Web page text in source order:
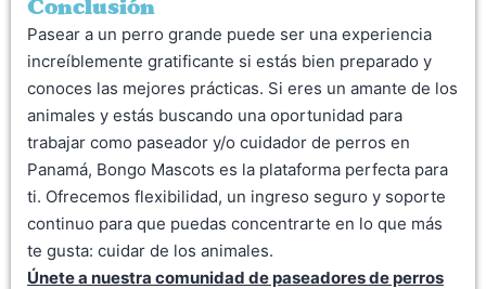
Conclusión
Pasear a un perro grande puede ser una experiencia
increíblemente gratificante si estás bien preparado y
conoces las mejores prácticas. Si eres un amante de los
animales y estás buscando una oportunidad para
trabajar como paseador y/o cuidador de perros en
Panamá, Bongo Mascots es la plataforma perfecta para
ti. Ofrecemos flexibilidad, un ingreso seguro y soporte
continuo para que puedas concentrarte en lo que más
te gusta: cuidar de los animales.
Únete a nuestra comunidad de paseadores de perros